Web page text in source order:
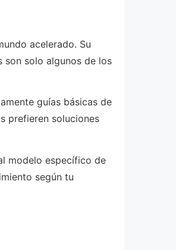
acelerado. Su
solo algunos de los
guías básicas de
prefieren soluciones
modelo específico de
según tu